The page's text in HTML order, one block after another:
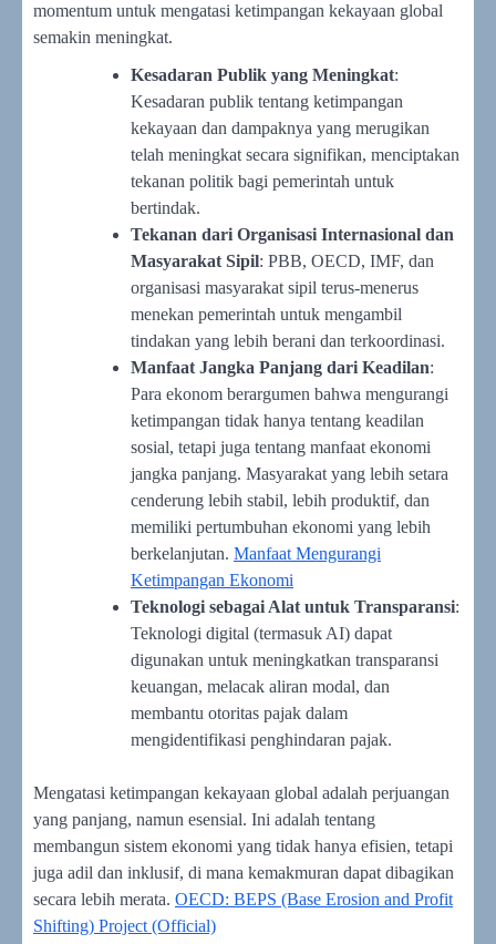
momentum untuk mengatasi ketimpangan kekayaan global
semakin meningkat.
Kesadaran Publik yang Meningkat:
Kesadaran publik tentang ketimpangan
kekayaan dan dampaknya yang merugikan
telah meningkat secara signifikan, menciptakan
tekanan politik bagi pemerintah untuk
bertindak.
Tekanan dari Organisasi Internasional dan
Masyarakat Sipil: PBB, OECD, IMF, dan
organisasi masyarakat sipil terus-menerus
menekan pemerintah untuk mengambil
tindakan yang lebih berani dan terkoordinasi.
Manfaat Jangka Panjang dari Keadilan:
Para ekonom berargumen bahwa mengurangi
ketimpangan tidak hanya tentang keadilan
sosial, tetapi juga tentang manfaat ekonomi
jangka panjang. Masyarakat yang lebih setara
cenderung lebih stabil, lebih produktif, dan
memiliki pertumbuhan ekonomi yang lebih
berkelanjutan. Manfaat Mengurangi
Ketimpangan Ekonomi
Teknologi sebagai Alat untuk Transparansi:
Teknologi digital (termasuk AI) dapat
digunakan untuk meningkatkan transparansi
keuangan, melacak aliran modal, dan
membantu otoritas pajak dalam
mengidentifikasi penghindaran pajak.
Mengatasi ketimpangan kekayaan global adalah perjuangan
yang panjang, namun esensial. Ini adalah tentang
membangun sistem ekonomi yang tidak hanya efisien, tetapi
juga adil dan inklusif, di mana kemakmuran dapat dibagikan
secara lebih merata. OECD: BEPS (Base Erosion and Profit
Shifting) Project (Official)